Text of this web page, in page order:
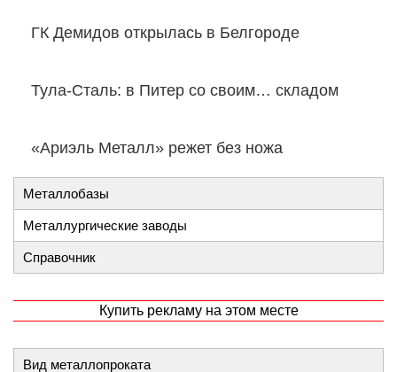
ГК Демидов открылась в Белгороде
Тула-Сталь: в Питер со своим… складом
«Ариэль Металл» режет без ножа
Металлобазы
Металлургические заводы
Справочник
Купить рекламу на этом месте
Вид металлопроката